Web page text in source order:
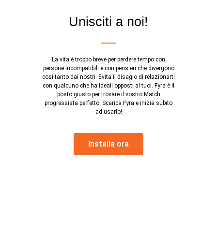
Unisciti a noi!
La vita è troppo breve per perdere tempo con
persone incompatibili e con pensieri che divergono
così tanto dai nostri. Evita il disagio di relazionarti
con qualcuno che ha ideali opposti ai tuoi. Fyra è il
posto giusto per trovare il vostro Match
progressista perfetto. Scarica Fyra e inizia subito
ad usarlo!
Installa ora